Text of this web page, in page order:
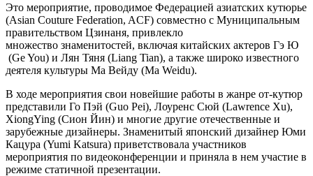
Это мероприятие, проводимое Федерацией азиатских кутюрье
(Asian Couture Federation, ACF) совместно с Муниципальным
правительством Цзинаня, привлекло
множество знаменитостей, включая китайских актеров Гэ Ю
(Ge You) и Лян Тяня (Liang Tian), а также широко известного
деятеля культуры Ма Вейду (Ma Weidu).
В ходе мероприятия свои новейшие работы в жанре от-кутюр
представили Го Пэй (Guo Pei), Лоуренс Сюй (Lawrence Xu),
XiongYing (Сион Йин) и многие другие отечественные и
зарубежные дизайнеры. Знаменитый японский дизайнер Юми
Кацура (Yumi Katsura) приветствовала участников
мероприятия по видеоконференции и приняла в нем участие в
режиме статичной презентации.